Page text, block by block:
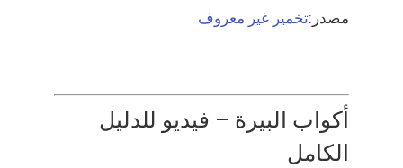
مصدر:تخمير غير معروف
أكواب البيرة – فيديو للدليل
الكامل